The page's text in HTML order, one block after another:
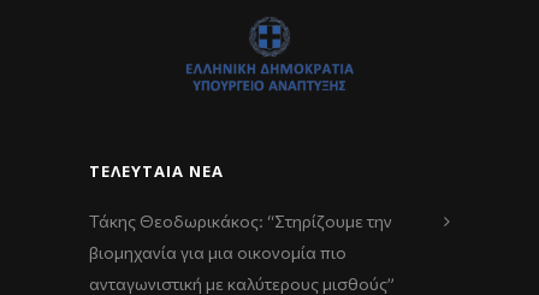
ΤΕΛΕΥΤΑΊΑ ΝΈΑ
Τάκης Θεοδωρικάκος: “Στηρίζουμε την
βιομηχανία για μια οικονομία πιο
ανταγωνιστική με καλύτερους μισθούς”